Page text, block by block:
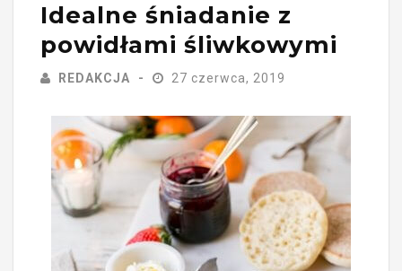
Idealne śniadanie z
powidłami śliwkowymi
REDAKCJA 27 czerwca, 2019